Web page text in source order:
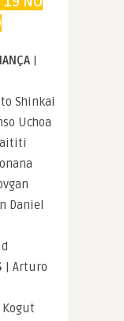
|
Shinkai
Uchoa
Daniel
| Arturo
Kogut